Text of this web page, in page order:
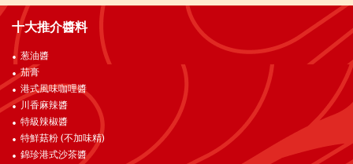
十大推介醬料
葱油醬
茄膏
港式風味咖哩醬
川香麻辣醬
特級辣椒醬
特鮮菇粉 (不加味精)
錦珍港式沙茶醬